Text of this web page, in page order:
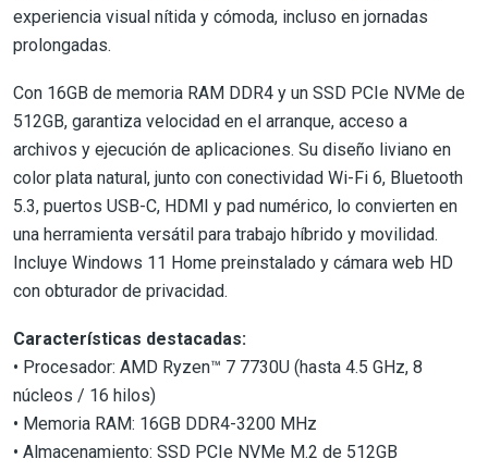
experiencia visual nítida y cómoda, incluso en jornadas
prolongadas.
Con 16GB de memoria RAM DDR4 y un SSD PCIe NVMe de
512GB, garantiza velocidad en el arranque, acceso a
archivos y ejecución de aplicaciones. Su diseño liviano en
color plata natural, junto con conectividad Wi-Fi 6, Bluetooth
5.3, puertos USB-C, HDMI y pad numérico, lo convierten en
una herramienta versátil para trabajo híbrido y movilidad.
Incluye Windows 11 Home preinstalado y cámara web HD
con obturador de privacidad.
Características destacadas:
• Procesador: AMD Ryzen™ 7 7730U (hasta 4.5 GHz, 8
núcleos / 16 hilos)
• Memoria RAM: 16GB DDR4-3200 MHz
• Almacenamiento: SSD PCIe NVMe M.2 de 512GB